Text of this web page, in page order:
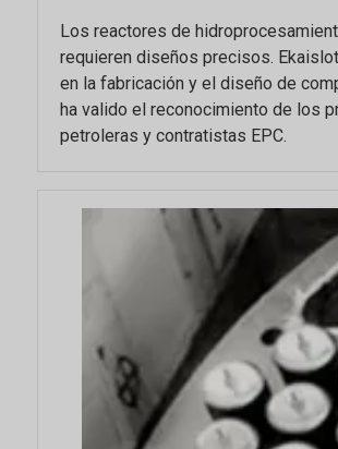
Los reactores de
requieren diseños precisos.
en la fabricación y el diseño de
ha valido el reconocimiento de los
petroleras y contratistas EPC.